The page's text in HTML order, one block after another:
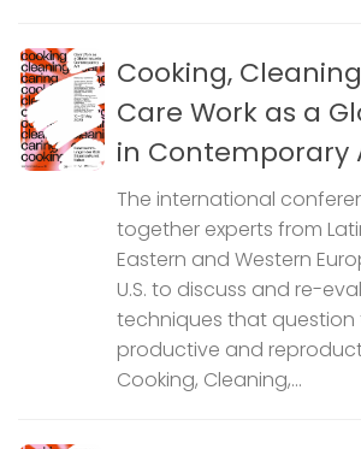
Cooking,
Care Work as a
in Contemporary
The international
together experts from
Eastern and Western
U.S. to discuss and re-
techniques that question
productive and
Cooking, Cleaning,...